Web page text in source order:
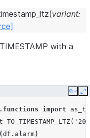
(variant:
with a
Copy
import
(df . alarm)